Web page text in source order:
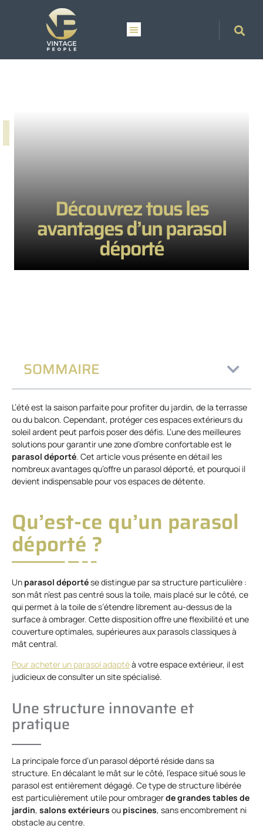
Découvrez tous les
avantages d’un parasol
déporté
SOMMAIRE
L’été est la saison parfaite pour profiter du jardin, de la terrasse
ou du balcon. Cependant, protéger ces espaces extérieurs du
soleil ardent peut parfois poser des défis. L’une des meilleures
solutions pour garantir une zone d’ombre confortable est le
parasol déporté. Cet article vous présente en détail les
nombreux avantages qu’offre un parasol déporté, et pourquoi il
devient indispensable pour vos espaces de détente.
Qu’est-ce qu’un parasol
déporté ?
Un parasol déportése distingue par sa structure particulière :
son mât n’est pas centré sous la toile, mais placé sur le côté, ce
qui permet à la toile de s’étendre librement au-dessus de la
surface à ombrager. Cette disposition offre une flexibilité et une
couverture optimales, supérieures aux parasols classiques à
mât central.
Pour acheter un parasol adaptéà votre espace extérieur, il est
judicieux de consulter un site spécialisé.
Une structure innovante et
pratique
La principale force d’un parasol déporté réside dans sa
structure. En décalant le mât sur le côté, l’espace situé sous le
parasol est entièrement dégagé. Ce type de structure libérée
est particulièrement utile pour ombragerde grandes tables de
jardin, salons extérieurs ou piscines, sans encombrement ni
obstacle au centre.